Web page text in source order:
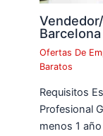
Barcelona
Ofertas De
Baratos
Requisitos
Profesional
menos 1